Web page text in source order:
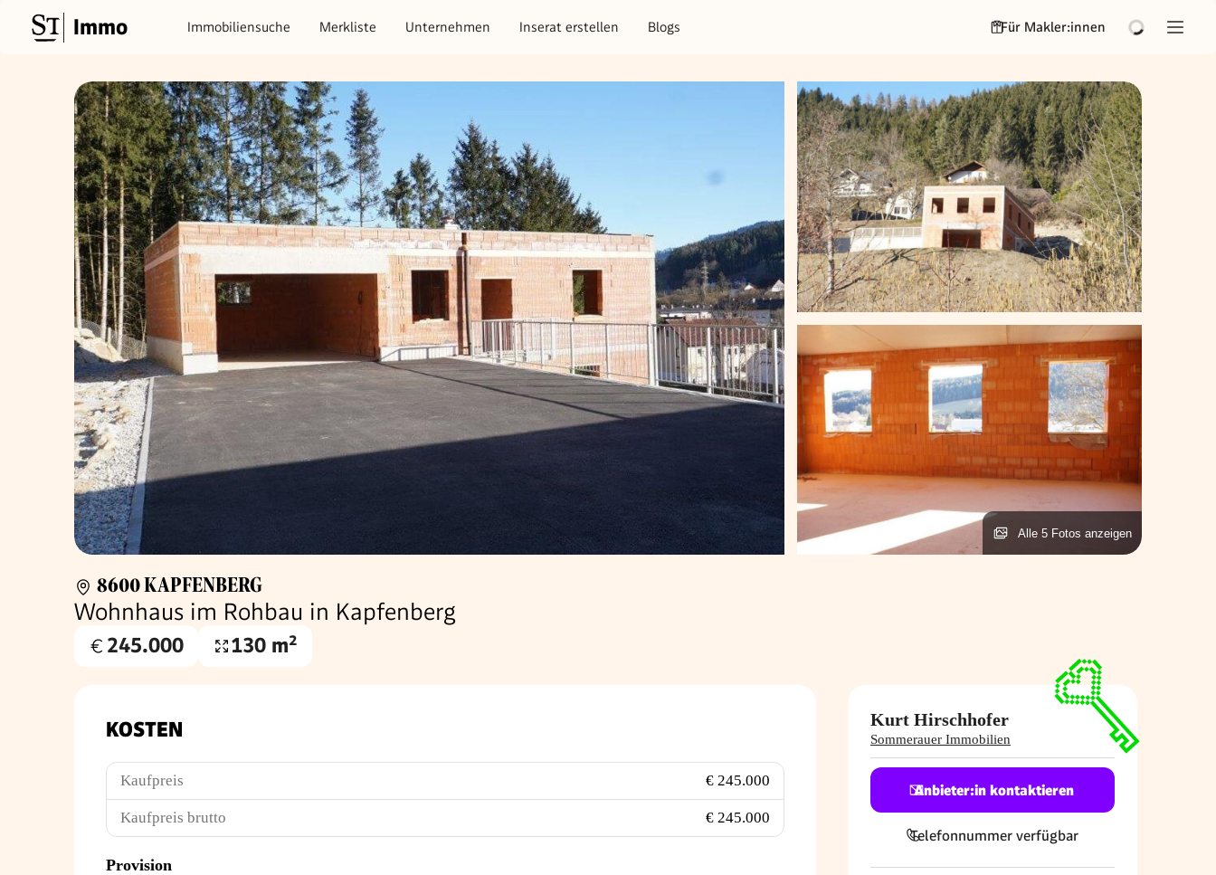
Immo Immobiliensuche Merkliste Unternehmen Inserat erstellen Blogs Für Makler:innen
Alle 5 Fotos anzeigen
8600 KAPFENBERG
Wohnhaus im Rohbau in Kapfenberg
Kaufpreis
245.000
Wohnfläche
130 m²
KOSTEN
Kaufpreis € 245.000
Kaufpreis brutto € 245.000
Provision
Kurt Hirschhofer
Sommerauer Immobilien
Anbieter:in kontaktieren
Telefonnummer verfügbar